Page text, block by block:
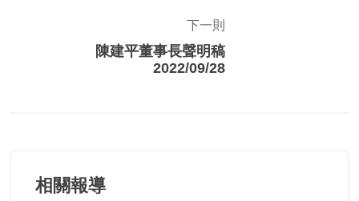
下一則
陳建平董事長聲明稿
2022/09/28
相關報導